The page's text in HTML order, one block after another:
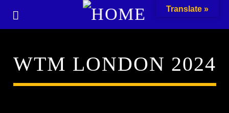
WTM LONDON 2024
Translate »